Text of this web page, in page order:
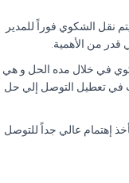
حل مشكلتك في خلال 48 ساعة يتم نقل الشكوي فوراً للمدير
قدر من الأهمية.
في خلال مده الحل و هي
في تعطيل التوصل إلي حل
إهتمام عالي جداً للتوصل